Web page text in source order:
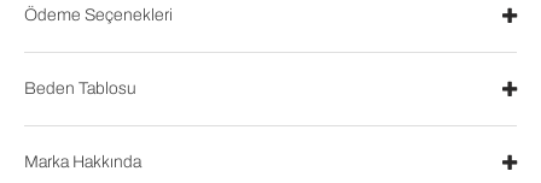
Ödeme Seçenekleri
Beden Tablosu
Marka Hakkında